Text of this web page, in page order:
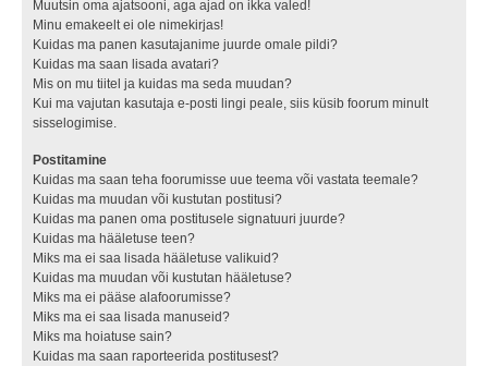
Muutsin oma ajatsooni, aga ajad on ikka valed!
Minu emakeelt ei ole nimekirjas!
Kuidas ma panen kasutajanime juurde omale pildi?
Kuidas ma saan lisada avatari?
Mis on mu tiitel ja kuidas ma seda muudan?
Kui ma vajutan kasutaja e-posti lingi peale, siis küsib foorum minult
sisselogimise.
Postitamine
Kuidas ma saan teha foorumisse uue teema või vastata teemale?
Kuidas ma muudan või kustutan postitusi?
Kuidas ma panen oma postitusele signatuuri juurde?
Kuidas ma hääletuse teen?
Miks ma ei saa lisada hääletuse valikuid?
Kuidas ma muudan või kustutan hääletuse?
Miks ma ei pääse alafoorumisse?
Miks ma ei saa lisada manuseid?
Miks ma hoiatuse sain?
Kuidas ma saan raporteerida postitusest?